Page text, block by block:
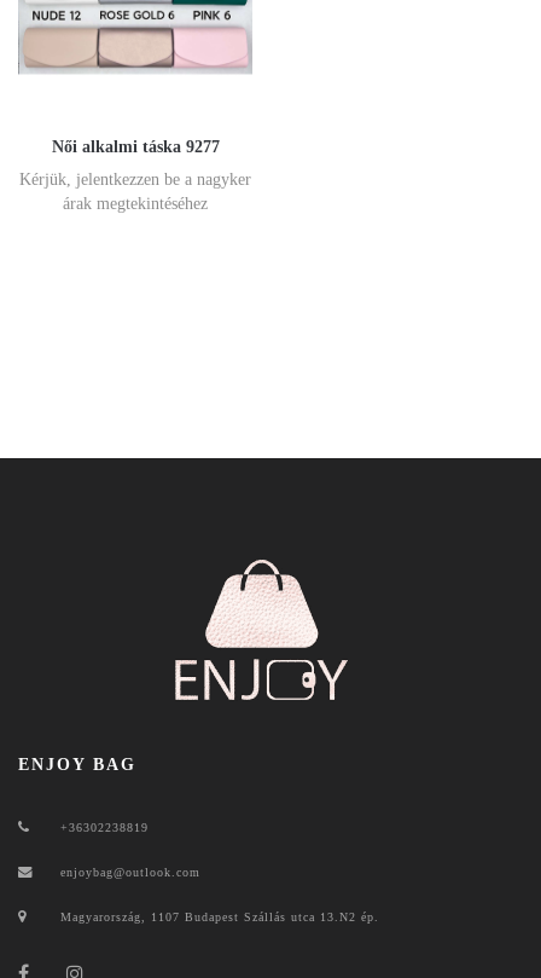
Női alkalmi táska 9277
Kérjük, jelentkezzen be a nagyker
árak megtekintéséhez
ENJOY BAG
+36302238819
enjoybag@outlook.com
Magyarország, 1107 Budapest Szállás utca 13.N2 ép.